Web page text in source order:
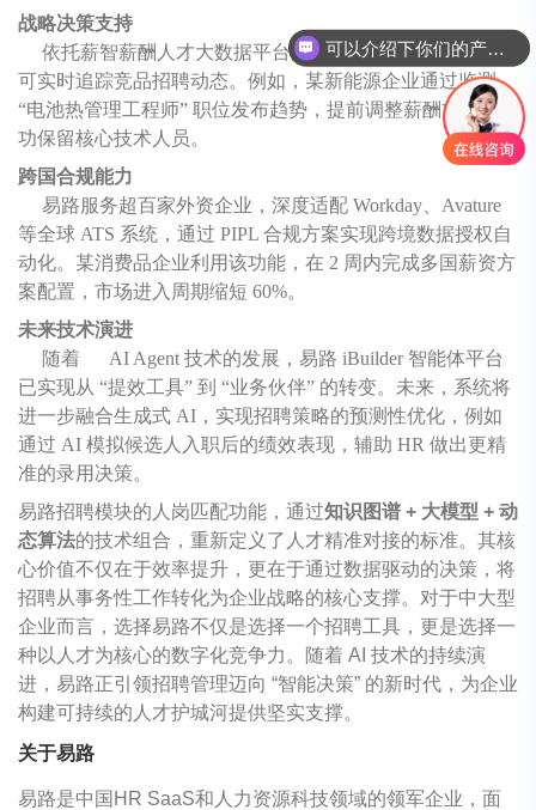
战略决策支持
依托薪智薪酬人才大数据平台的十亿级实时数据，系统
可实时追踪竞品招聘动态。例如，某新能源企业通过监测
“电池热管理工程师” 职位发布趋势，提前调整薪酬方案，成
功保留核心技术人员。
跨国合规能力
易路服务超百家外资企业，深度适配 Workday、Avature
等全球 ATS 系统，通过 PIPL 合规方案实现跨境数据授权自
动化。某消费品企业利用该功能，在 2 周内完成多国薪资方
案配置，市场进入周期缩短 60%。
未来技术演进
随着 AI Agent 技术的发展，易路 iBuilder 智能体平台
已实现从 “提效工具” 到 “业务伙伴” 的转变。未来，系统将
进一步融合生成式 AI，实现招聘策略的预测性优化，例如
通过 AI 模拟候选人入职后的绩效表现，辅助 HR 做出更精
准的录用决策。
易路招聘模块的人岗匹配功能，通过知识图谱 + 大模型 + 动
态算法的技术组合，重新定义了人才精准对接的标准。其核
心价值不仅在于效率提升，更在于通过数据驱动的决策，将
招聘从事务性工作转化为企业战略的核心支撑。对于中大型
企业而言，选择易路不仅是选择一个招聘工具，更是选择一
种以人才为核心的数字化竞争力。随着 AI 技术的持续演
进，易路正引领招聘管理迈向 “智能决策” 的新时代，为企业
构建可持续的人才护城河提供坚实支撑。
关于易路
易路是中国HR SaaS和人力资源科技领域的领军企业，面
可以介绍下你们的产品么